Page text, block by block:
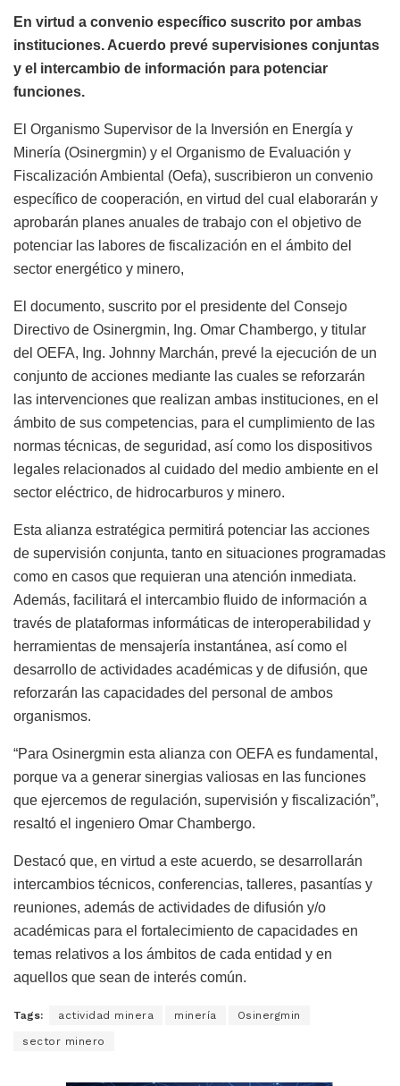
En virtud a convenio específico suscrito por ambas
instituciones. Acuerdo prevé supervisiones conjuntas
y el intercambio de información para potenciar
funciones.
El Organismo Supervisor de la Inversión en Energía y
Minería (Osinergmin) y el Organismo de Evaluación y
Fiscalización Ambiental (Oefa), suscribieron un convenio
específico de cooperación, en virtud del cual elaborarán y
aprobarán planes anuales de trabajo con el objetivo de
potenciar las labores de fiscalización en el ámbito del
sector energético y minero,
El documento, suscrito por el presidente del Consejo
Directivo de Osinergmin, Ing. Omar Chambergo, y titular
del OEFA, Ing. Johnny Marchán, prevé la ejecución de un
conjunto de acciones mediante las cuales se reforzarán
las intervenciones que realizan ambas instituciones, en el
ámbito de sus competencias, para el cumplimiento de las
normas técnicas, de seguridad, así como los dispositivos
legales relacionados al cuidado del medio ambiente en el
sector eléctrico, de hidrocarburos y minero.
Esta alianza estratégica permitirá potenciar las acciones
de supervisión conjunta, tanto en situaciones programadas
como en casos que requieran una atención inmediata.
Además, facilitará el intercambio fluido de información a
través de plataformas informáticas de interoperabilidad y
herramientas de mensajería instantánea, así como el
desarrollo de actividades académicas y de difusión, que
reforzarán las capacidades del personal de ambos
organismos.
“Para Osinergmin esta alianza con OEFA es fundamental,
porque va a generar sinergias valiosas en las funciones
que ejercemos de regulación, supervisión y fiscalización”,
resaltó el ingeniero Omar Chambergo.
Destacó que, en virtud a este acuerdo, se desarrollarán
intercambios técnicos, conferencias, talleres, pasantías y
reuniones, además de actividades de difusión y/o
académicas para el fortalecimiento de capacidades en
temas relativos a los ámbitos de cada entidad y en
aquellos que sean de interés común.
Tags: actividad minera minería Osinergmin
sector minero